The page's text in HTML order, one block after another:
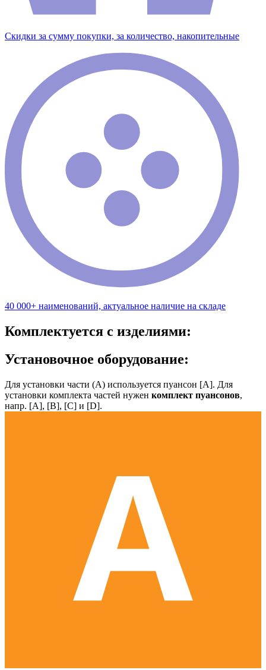
Скидки за сумму покупки, за количество, накопительные
40 000+ наименований, актуальное наличие на складе
Комплектуется с изделиями:
Установочное оборудование:
Для установки части (А) используется пуансон [А]. Для
установки комплекта частей нужен комплект пуансонов,
напр. [А], [B], [С] и [D].